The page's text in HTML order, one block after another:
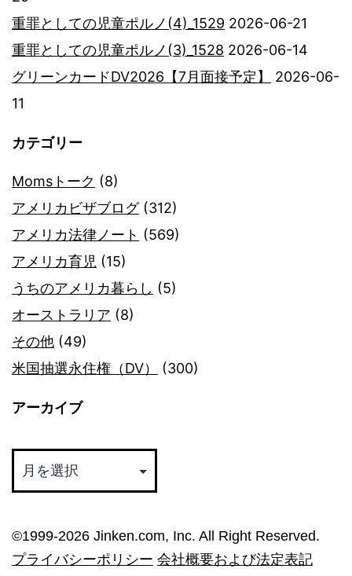
重罪としての児童ポルノ(4)_1529 2026-06-21
重罪としての児童ポルノ(3)_1528 2026-06-14
グリーンカードDV2026【7月面接予定】
2026-06-
11
カテゴリー
Momsトーク (8)
アメリカビザブログ(312)
アメリカ法律ノート (569)
アメリカ育児 (15)
うちのアメリカ暮らし (5)
オーストラリア (8)
その他 (49)
米国抽選永住権（DV）
(300)
アーカイブ
カ
ブ
©︎1999-2026 Jinken.com, Inc. All Right Reserved.
プライバシーポリシー 会社概要および法定表記